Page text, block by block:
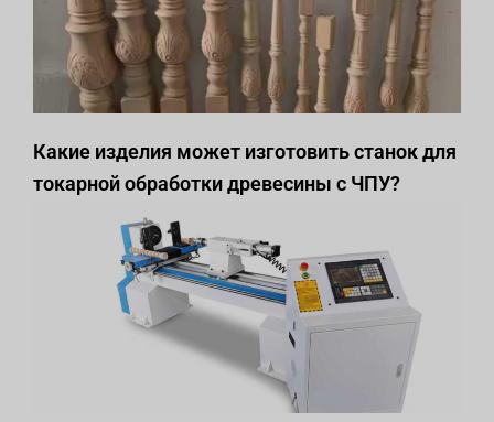
Какие изделия может изготовить станок для
токарной обработки древесины с ЧПУ?